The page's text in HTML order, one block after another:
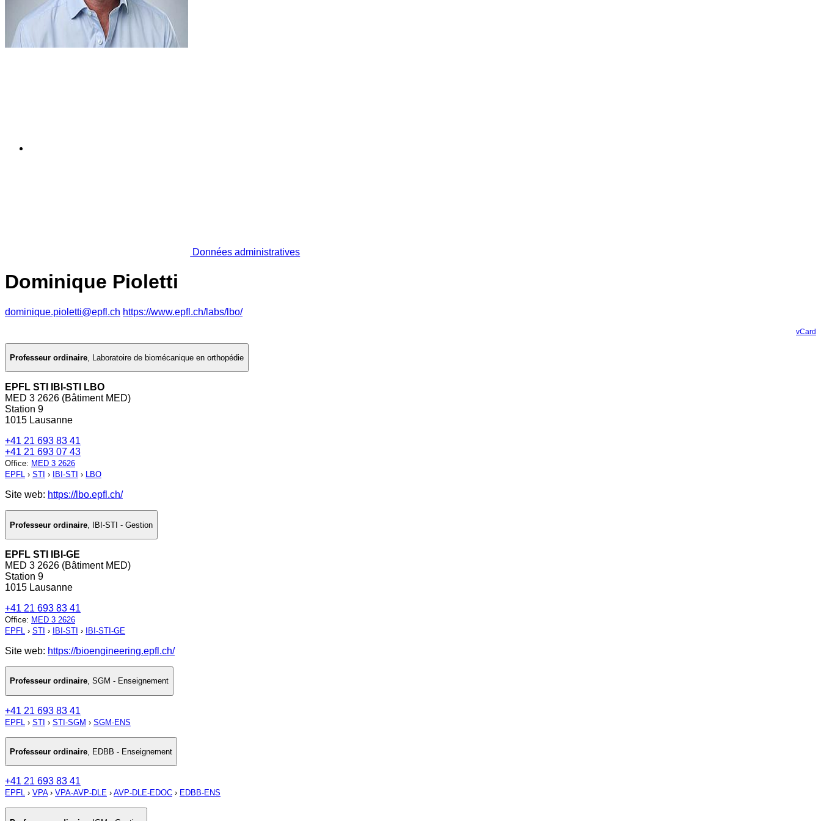
Données administratives
Dominique Pioletti
dominique.pioletti@epfl.ch https://www.epfl.ch/labs/lbo/
vCard
Professeur ordinaire, Laboratoire de biomécanique en orthopédie
EPFL STI IBI-STI LBO
MED 3 2626 (Bâtiment MED)
Station 9
1015 Lausanne
+41 21 693 83 41
+41 21 693 07 43
Office: MED 3 2626
EPFL › STI › IBI-STI › LBO
Site web: https://lbo.epfl.ch/
Professeur ordinaire IBI-STI - Gestion
EPFL STI IBI-GE
MED 3 2626 (Bâtiment MED)
Station 9
1015 Lausanne
+41 21 693 83 41
Office: MED 3 2626
EPFL › STI › IBI-STI › IBI-STI-GE
Site web: https://bioengineering.epfl.ch/
Professeur ordinaire, SGM - Enseignement
+41 21 693 83 41
EPFL › STI › STI-SGM › SGM-ENS
Professeur ordinaire, EDBB - Enseignement
+41 21 693 83 41
EPFL › VPA› VPA-AVP-DLE › AVP-DLE-EDOC › EDBB-ENS